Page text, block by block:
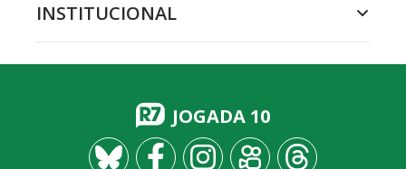
INSTITUCIONAL
JOGADA 10